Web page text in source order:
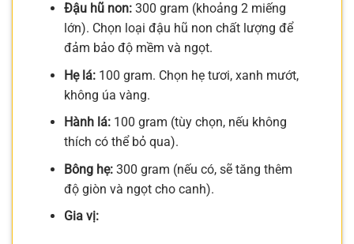
Đậu hũ non:300 gram (khoảng 2 miếng
lớn). Chọn loại đậu hũ non chất lượng để
đảm bảo độ mềm và ngọt.
Hẹ lá:100 gram. Chọn hẹ tươi, xanh mướt,
không úa vàng.
Hành lá:100 gram (tùy chọn, nếu không
thích có thể bỏ qua).
Bông hẹ:300 gram (nếu có, sẽ tăng thêm
độ giòn và ngọt cho canh).
Gia vị: